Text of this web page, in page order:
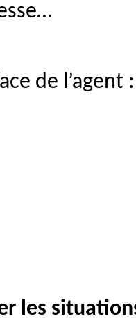
de
les